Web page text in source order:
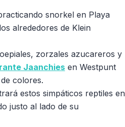
snorkel en Playa
alrededores de Klein
zorzales azucareros y
Jaanchies en Westpunt
colores.
estos simpáticos reptiles en
justo al lado de su